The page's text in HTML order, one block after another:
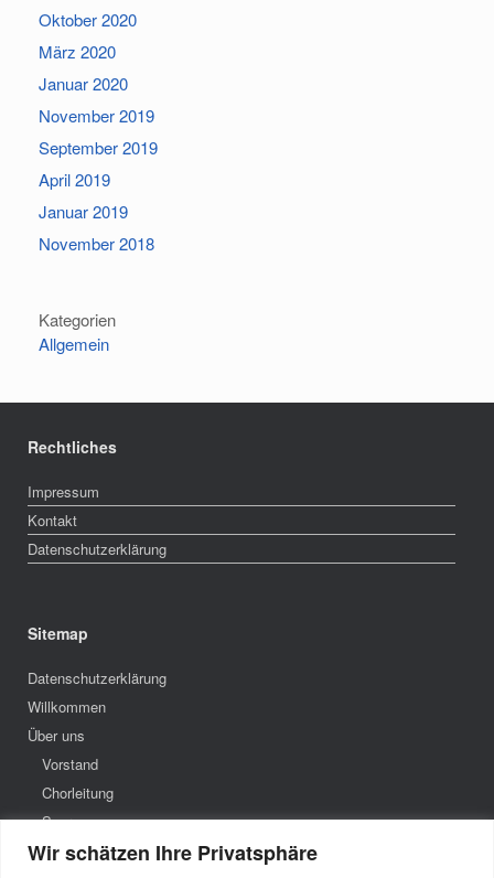
Wir schätzen Ihre Privatsphäre
Oktober 2020
März 2020
Januar 2020
November 2019
September 2019
April 2019
Januar 2019
November 2018
Kategorien
Allgemein
Rechtliches
Impressum
Kontakt
Datenschutzerklärung
Sitemap
Datenschutzerklärung
Willkommen
Über uns
Vorstand
Chorleitung
Sopran
Alt